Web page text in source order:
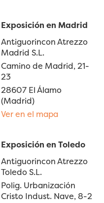
Exposición en Madrid
Antiguorincon Atrezzo
Madrid S.L.
Camino de Madrid, 21-
23
28607 El Álamo
(Madrid)
Ver en el mapa
Exposición en Toledo
Antiguorincon Atrezzo
Toledo S.L.
Polig. Urbanización
Cristo Indust. Nave, 8-2